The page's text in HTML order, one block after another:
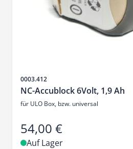
Artikelnr.
0003.412
NC-Accublock 6Volt, 1,9 Ah
für ULO Box, bzw. universal
54,00 €
Auf Lager